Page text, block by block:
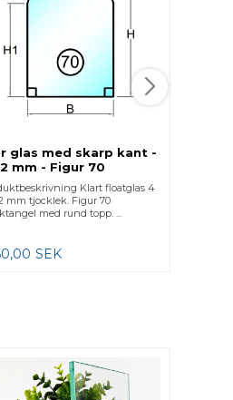
glas med skarp kant -
mm - Figur 70
Klart floatglas 4
mm tjocklek. Figur 70
med rund topp. ...
SEK